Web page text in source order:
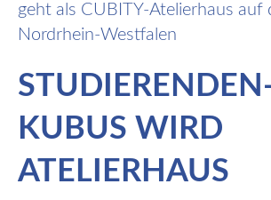
geht als CUBITY-Atelierhaus auf
Nordrhein-Westfalen
KUBUS WIRD
ATELIERHAUS